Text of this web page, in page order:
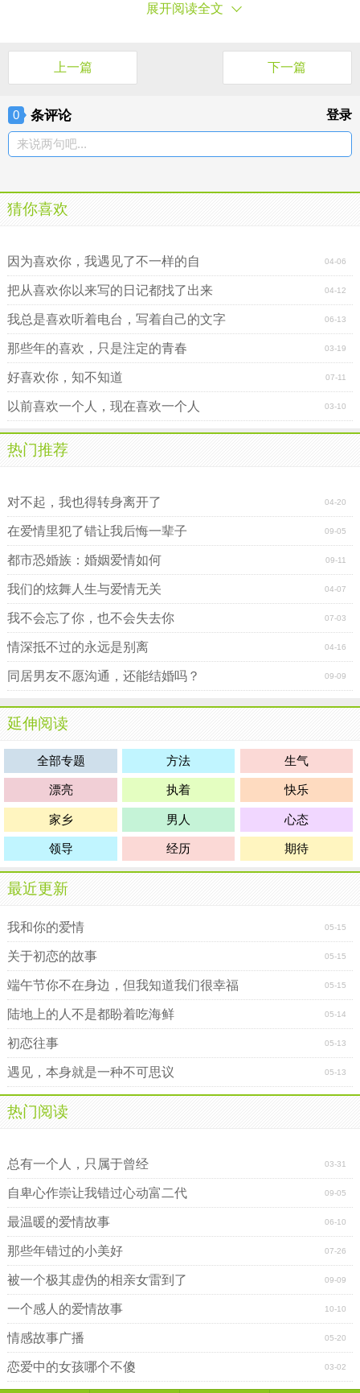
展开阅读全文
上一篇 下一篇
0 条评论 登录
来说两句吧...
猜你喜欢
04-06
因为喜欢你，我遇见了不一样的自
04-12
把从喜欢你以来写的日记都找了出来
06-13
我总是喜欢听着电台，写着自己的文字
03-19
那些年的喜欢，只是注定的青春
07-11
好喜欢你，知不知道
03-10
以前喜欢一个人，现在喜欢一个人
热门推荐
04-20
对不起，我也得转身离开了
09-05
在爱情里犯了错让我后悔一辈子
09-11
都市恐婚族：婚姻爱情如何
04-07
我们的炫舞人生与爱情无关
07-03
我不会忘了你，也不会失去你
04-16
情深抵不过的永远是别离
09-09
同居男友不愿沟通，还能结婚吗？
延伸阅读
全部专题 方法 生气
漂亮 执着 快乐
家乡 男人 心态
领导 经历 期待
最近更新
05-15
我和你的爱情
05-15
关于初恋的故事
05-15
端午节你不在身边，但我知道我们很幸福
05-14
陆地上的人不是都盼着吃海鲜
05-13
初恋往事
05-13
遇见，本身就是一种不可思议
热门阅读
03-31
总有一个人，只属于曾经
09-05
自卑心作崇让我错过心动富二代
06-10
最温暖的爱情故事
07-26
那些年错过的小美好
09-09
被一个极其虚伪的相亲女雷到了
10-10
一个感人的爱情故事
05-20
情感故事广播
03-02
恋爱中的女孩哪个不傻